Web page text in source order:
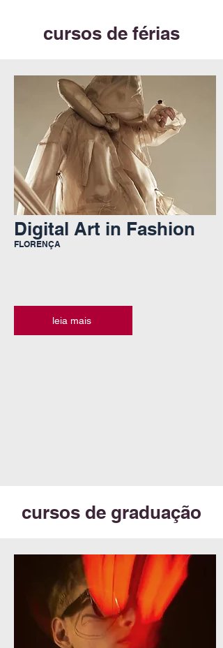
cursos de férias
Digital Art in Fashion
FLORENÇA
leia mais
cursos de graduação